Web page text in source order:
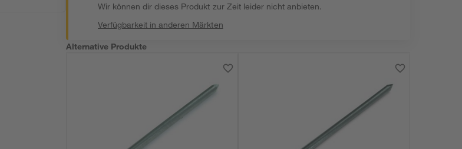
Wir können dir dieses Produkt zur Zeit leider nicht anbieten.
Verfügbarkeit in anderen Märkten
Alternative Produkte